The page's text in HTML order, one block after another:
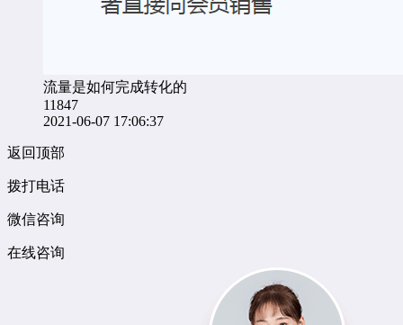
流量是如何完成转化的
11847
2021-06-07 17:06:37
返回顶部
拨打电话
微信咨询
在线咨询